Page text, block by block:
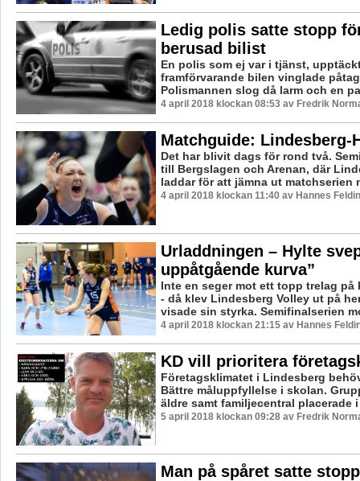
Ledig polis satte stopp
berusad bilist
En polis som ej var i tjänst,
framförvarande bilen vinglade
Polismannen slog då larm och en
4 april 2018 klockan 08:53 av Fredrik
Matchguide: Lindesberg-
Det har blivit dags för rond två.
till Bergslagen och Arenan, där
laddar för att jämna ut matchserien
4 april 2018 klockan 11:40 av Hannes
Urladdningen – Hylte
uppåtgående kurva”
Inte en seger mot ett topp trelag på
- då klev Lindesberg Volley ut på
visade sin styrka. Semifinalserien
4 april 2018 klockan 21:15 av Hannes
KD vill prioritera
Företagsklimatet i Lindesberg
Bättre måluppfyllelse i skolan.
äldre samt familjecentral placerade
5 april 2018 klockan 09:28 av Fredrik
Man på spåret satte